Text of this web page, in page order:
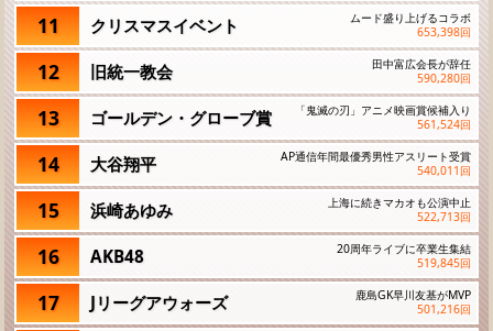
11 クリスマスイベント
ムード盛り上げるコラボ
653,398回
12 旧統一教会
田中富広会長が辞任
590,280回
13 ゴールデン・グローブ賞
「鬼滅の刃」アニメ映画賞候補入り
561,524回
14 大谷翔平
AP通信年間最優秀男性アスリート受賞
540,011 回
15 浜崎あゆみ
上海に続きマカオも公演中止
522,713回
16 AKB48
20周年ライブに卒業生集結
519,845回
17 Jリーグアウォーズ
鹿島GK早川友基がMVP
501,216回